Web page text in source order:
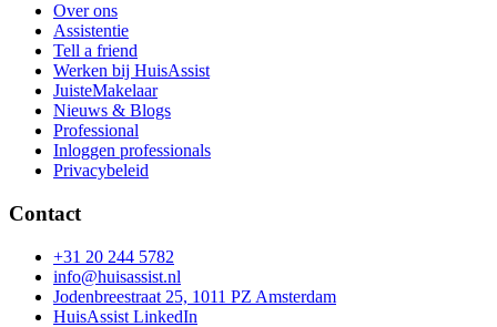
Over ons
Assistentie
Tell a friend
Werken bij HuisAssist
JuisteMakelaar
Nieuws & Blogs
Professional
Inloggen professionals
Privacybeleid
Contact
+31 20 244 5782
info@huisassist.nl
Jodenbreestraat 25, 1011 PZ Amsterdam
HuisAssist LinkedIn